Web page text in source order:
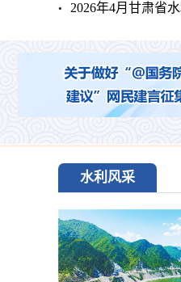
2026年4月甘肃省
水利风采